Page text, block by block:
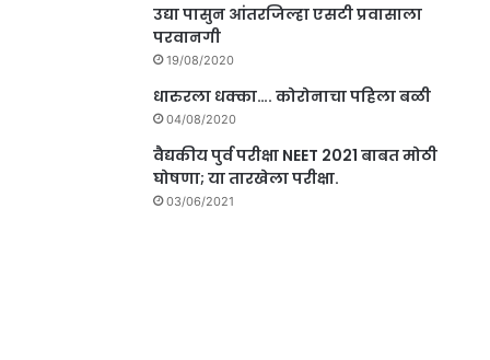
उद्या पासुन आंतरजिल्हा एसटी प्रवासाला
परवानगी
19/08/2020
धारुरला धक्का…. कोरोनाचा पहिला बळी
04/08/2020
वैद्यकीय पुर्व परीक्षा NEET 2021 बाबत मोठी
घोषणा; या तारखेला परीक्षा.
03/06/2021